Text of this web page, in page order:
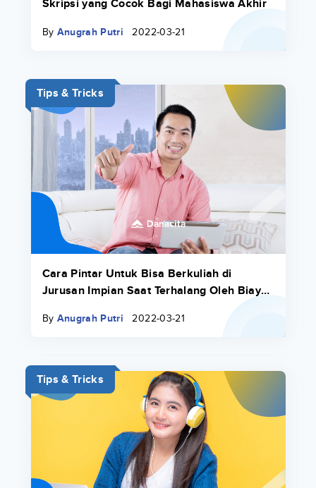
Skripsi yang Cocok Bagi Mahasiswa Akhir
By Anugrah Putri 2022-03-21
Tips & Tricks
Cara Pintar Untuk Bisa Berkuliah di
Jurusan Impian Saat Terhalang Oleh Biaya
By Anugrah Putri 2022-03-21
Tips & Tricks